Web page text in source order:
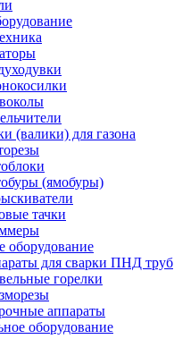
(валики) для газона
(ямобуры)
тачки
оборудование
для сварки ПНД труб
горелки
аппараты
оборудование